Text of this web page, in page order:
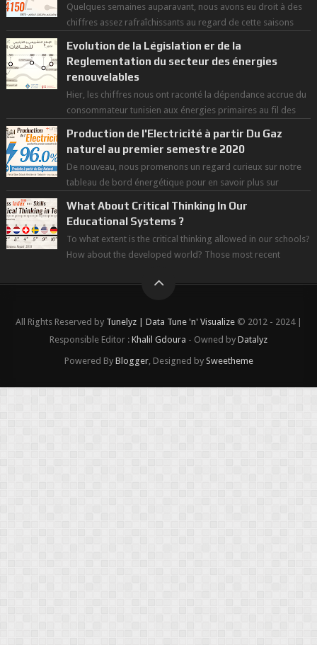
Quelques semaines auparavant, nous avons eu droit à des
chiffres assez rafraîchissants au regard de cette saisons
Evolution de la Législation er de la
Reglementation du secteur des énergies
renouvelables
Hier, les chiffres nous ont raconté la dépendance accrue du
consommateur tunisien aux énergies primaires au fil des
Production de l'Electricité à partir Du Gaz
naturel au premier semestre 2020
De nouveau, nous promenons un regard curieux sur notre
tableau de bord énergétique pour en savoir plus sur
What About Critical Thinking In Our
Educational Systems ?
To what extent is the critical thinking allowed in our schools?
How about the developed world? Those most recent
All Rights Reserved by Tunelyz | Data Tune 'n' Visualize© 2012 - 2024 |
Responsible Editor : Khalil Gdoura - Owned by Datalyz
Powered By Blogger, Designed by Sweetheme